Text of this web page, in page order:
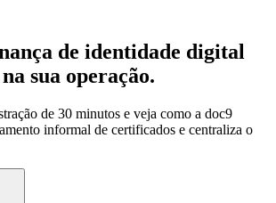
de identidade digital
sua operação.
de 30 minutos e veja como a doc9
informal de certificados e centraliza o